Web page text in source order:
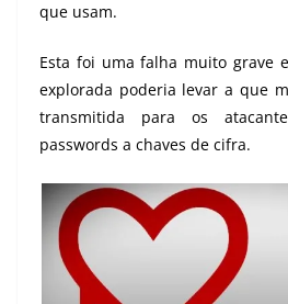
que usam.
Esta foi uma falha muito grave
explorada poderia levar a que
transmitida para os
passwords a chaves de cifra.